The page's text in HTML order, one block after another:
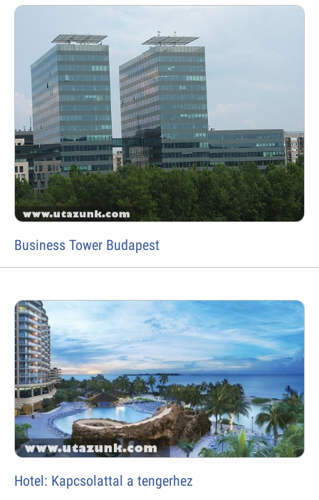
Business Tower Budapest
Hotel: Kapcsolattal a tengerhez